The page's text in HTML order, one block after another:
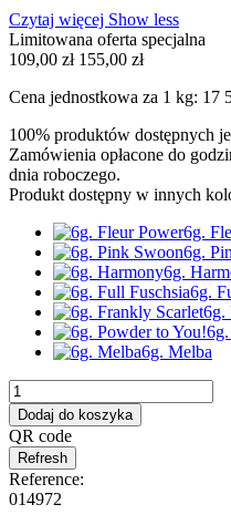
Czytaj więcej Show less
Limitowana oferta specjalna
109,00 zł 155,00 zł
Cena jednostkowa za 1 kg: 17
100% produktów
Zamówienia opłacone do
dnia roboczego.
Produkt dostępny w innych
6g.
6g.
6g.
6g.
6g.
6g. Melba
Dodaj do koszyka
QR code
Reference:
014972